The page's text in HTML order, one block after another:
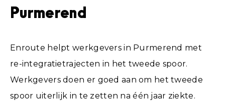
Purmerend
Enroute helpt werkgevers in Purmerend met
re-integratietrajecten in het tweede spoor.
Werkgevers doen er goed aan om het tweede
spoor uiterlijk in te zetten na één jaar ziekte.